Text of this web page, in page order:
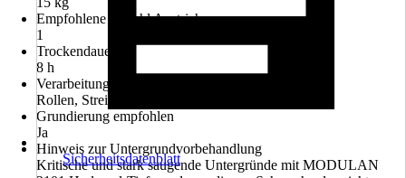
Empfohlene Anzahl Anstriche
1
Trockendauer ca.
8 h
Verarbeitung
Rollen, Streichen
Grundierung empfohlen
Ja
Hinweis zur Untergrundvorbehandlung
Kritische und stark saugende Untergründe mit MODULAN
Sicherheitsdatenblatt